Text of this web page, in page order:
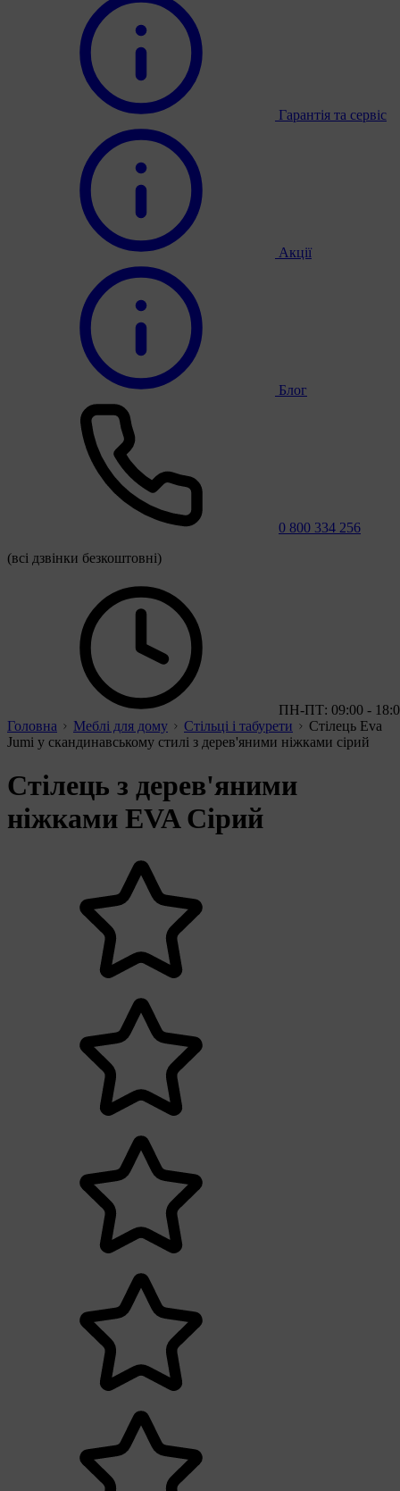
Гарантія та сервіс
Акції
Блог
0 800 334 256
(всі дзвінки безкоштовні)
ПН-ПТ: 09:00 -
Головна
Меблі для дому Стільці і табурети
Стілець Eva
Jumi у скандинавському стилі з дерев'яними ніжками сірий
Стілець з дерев'яними
ніжками EVA Сірий